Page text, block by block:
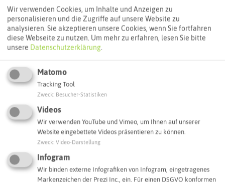
Interaktive Karte
Routenplanung zum Ziel:
ÖPNV-Route finden
ATTRAKTIONEN IN DER UMGEBUNG
Was ihr hier noch erleben könnt
Wir verwenden Cookies, um Inhalte und Anzeigen zu
personalisieren und die Zugriffe auf unsere Website zu
analysieren. Sie akzeptieren unsere Cookies, wenn Sie fortfahren
diese Webseite zu nutzen. Um mehr zu erfahren, lesen Sie bitte
unsere Datenschutzerklärung.
Matomo
Tracking Tool
Zweck Besucher-Statistiken
Videos
Wir verwenden YouTube und Vimeo, um Ihnen auf unserer
Website eingebettete Videos präsentieren zu können.
Zweck Video-Darstellung
Infogram
Wir binden externe Infografiken von Infogram, eingetragenes
Markenzeichen der Prezi Inc., ein. Für einen DSGVO konformen